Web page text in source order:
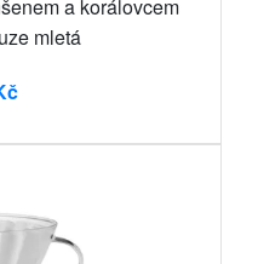
a korálovcem
mletá